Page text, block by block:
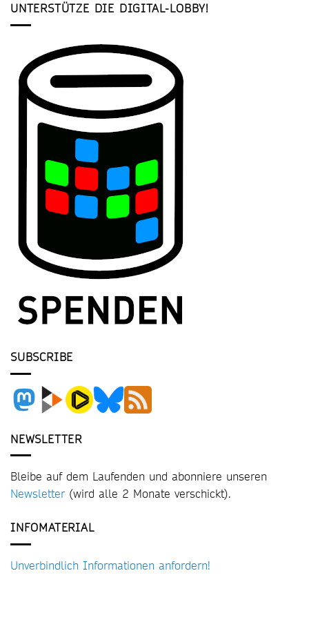
UNTERSTÜTZE DIE DIGITAL-LOBBY!
SUBSCRIBE
NEWSLETTER
Bleibe auf dem Laufenden und abonniere unseren
Newsletter (wird alle 2 Monate verschickt).
INFOMATERIAL
Unverbindlich Informationen anfordern!